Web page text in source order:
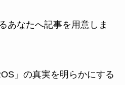
あなたへ記事を用意しま
」の真実を明らかにする